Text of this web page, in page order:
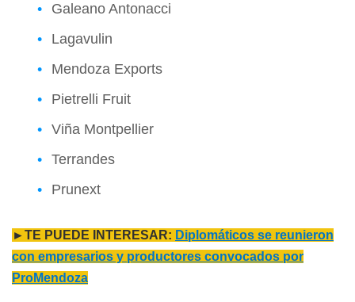
Galeano Antonacci
Lagavulin
Mendoza Exports
Pietrelli Fruit
Viña Montpellier
Terrandes
Prunext
►TE PUEDE INTERESAR: Diplomáticos se reunieron
con empresarios y productores convocados por
ProMendoza